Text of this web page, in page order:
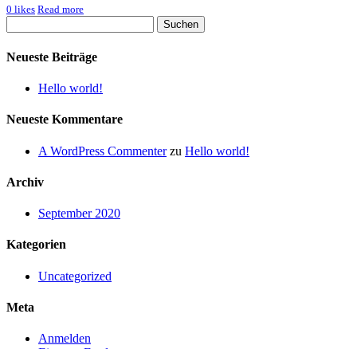
0 likes Read more
Neueste Beiträge
Hello world!
Neueste Kommentare
A WordPress Commenterzu Hello world!
Archiv
September 2020
Kategorien
Uncategorized
Meta
Anmelden